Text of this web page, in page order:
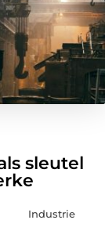
sleutel
Industrie